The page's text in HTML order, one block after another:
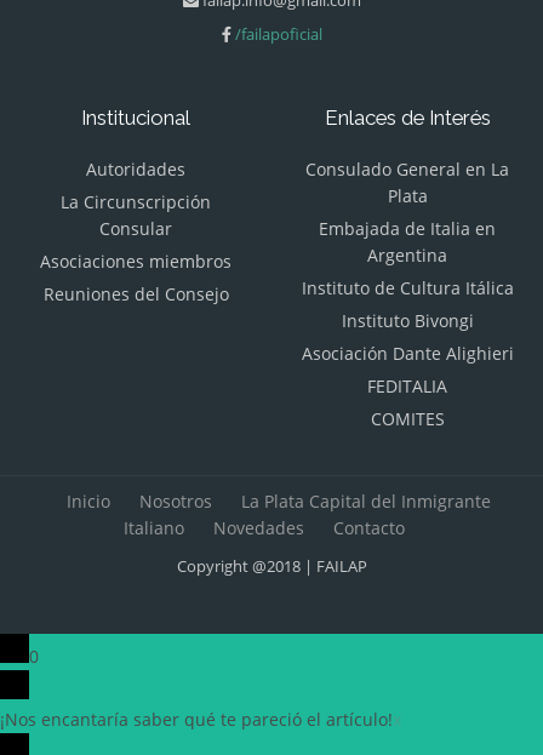
/failapoficial
Institucional
Autoridades
La Circunscripción
Consular
Asociaciones miembros
Reuniones del Consejo
Enlaces de Interés
Consulado General en La
Plata
Embajada de Italia en
Argentina
Instituto de Cultura Itálica
Instituto Bivongi
Asociación Dante Alighieri
FEDITALIA
COMITES
Inicio Nosotros
La Plata Capital del Inmigrante
Italiano
Novedades Contacto
Copyright @2018 | FAILAP
0
¡Nos encantaría saber qué te pareció el artículo!x